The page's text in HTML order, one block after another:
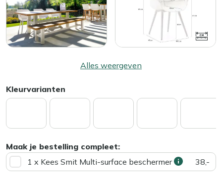
Alles weergeven
Kleurvarianten
Maak je bestelling compleet:
1 x Kees Smit Multi-surface beschermer
38,-